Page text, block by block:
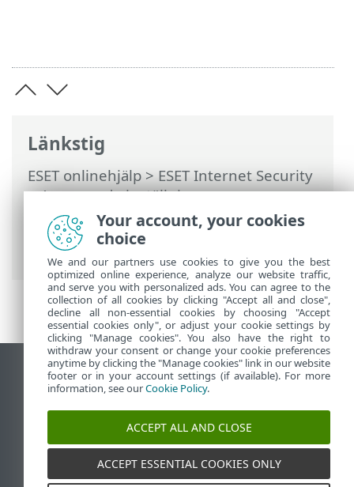
Länkstig
ESET onlinehjälp>ESET Internet Security
>Avancerade inställningar>
Genomsökningar>Genomsökning av
enhet> Genomsökning vid inaktivitet
Detektering av inaktivt tillstånd
Visa skrivbords-webbplats
End of Life
ESET kunskapsbas
ESET Status Portal
Regional support
Your account, your cookies
choice
We and our partners use cookies to give you the best
optimized online experience, analyze our website traffic,
and serve you with personalized ads. You can agree to the
collection of all cookies by clicking "Accept all and close",
decline all non-essential cookies by choosing "Accept
essential cookies only", or adjust your cookie settings by
clicking "Manage cookies". You also have the right to
withdraw your consent or change your cookie preferences
anytime by clicking the "Manage cookies" link in our website
footer or in your account settings (if available). For more
information, see ourCookie Policy.
ACCEPT ALL AND CLOSE
ACCEPT ESSENTIAL COOKIES ONLY